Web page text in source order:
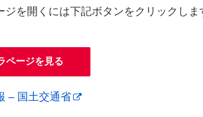
ジを開くには下記ボタンをクリックしま
ページを見る
– 国土交通省